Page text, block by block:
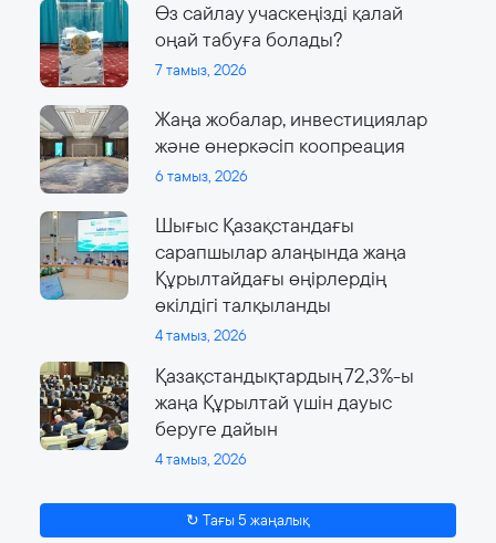
Өз сайлау учаскеңізді қалай
оңай табуға болады?
7 тамыз, 2026
Жаңа жобалар, инвестициялар
және өнеркәсіп коопреация
6 тамыз, 2026
Шығыс Қазақстандағы
сарапшылар алаңында жаңа
Құрылтайдағы өңірлердің
өкілдігі талқыланды
4 тамыз, 2026
Қазақстандықтардың 72,3%-ы
жаңа Құрылтай үшін дауыс
беруге дайын
4 тамыз, 2026
↻ Тағы 5 жаңалық